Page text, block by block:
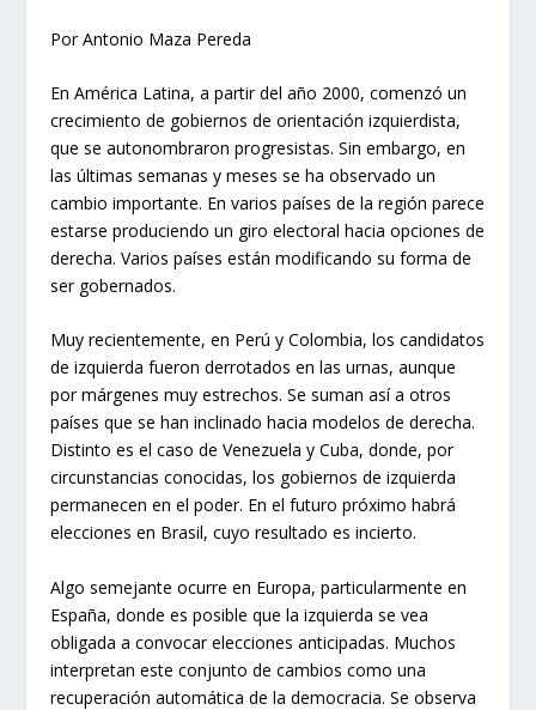
Por Antonio Maza Pereda
En América Latina, a partir del año 2000, comenzó un
crecimiento de gobiernos de orientación izquierdista,
que se autonombraron progresistas. Sin embargo, en
las últimas semanas y meses se ha observado un
cambio importante. En varios países de la región parece
estarse produciendo un giro electoral hacia opciones de
derecha. Varios países están modificando su forma de
ser gobernados.
Muy recientemente, en Perú y Colombia, los candidatos
de izquierda fueron derrotados en las urnas, aunque
por márgenes muy estrechos. Se suman así a otros
países que se han inclinado hacia modelos de derecha.
Distinto es el caso de Venezuela y Cuba, donde, por
circunstancias conocidas, los gobiernos de izquierda
permanecen en el poder. En el futuro próximo habrá
elecciones en Brasil, cuyo resultado es incierto.
Algo semejante ocurre en Europa, particularmente en
España, donde es posible que la izquierda se vea
obligada a convocar elecciones anticipadas. Muchos
interpretan este conjunto de cambios como una
recuperación automática de la democracia. Se observa